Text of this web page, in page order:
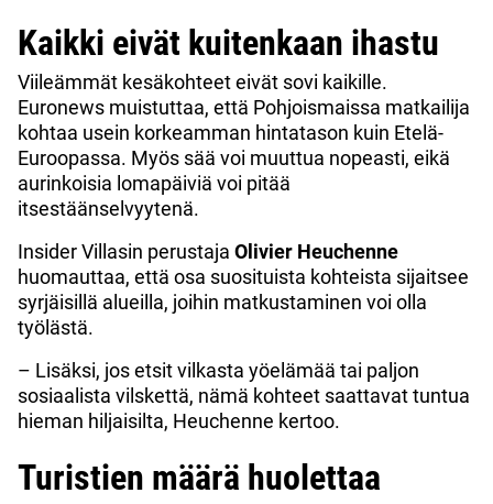
Kaikki eivät kuitenkaan ihastu
Viileämmät kesäkohteet eivät sovi kaikille.
Euronews muistuttaa, että Pohjoismaissa matkailija
kohtaa usein korkeamman hintatason kuin Etelä-
Euroopassa. Myös sää voi muuttua nopeasti, eikä
aurinkoisia lomapäiviä voi pitää
itsestäänselvyytenä.
Insider Villasin perustaja Olivier Heuchenne
huomauttaa, että osa suosituista kohteista sijaitsee
syrjäisillä alueilla, joihin matkustaminen voi olla
työlästä.
– Lisäksi, jos etsit vilkasta yöelämää tai paljon
sosiaalista vilskettä, nämä kohteet saattavat tuntua
hieman hiljaisilta, Heuchenne kertoo.
Turistien määrä huolettaa